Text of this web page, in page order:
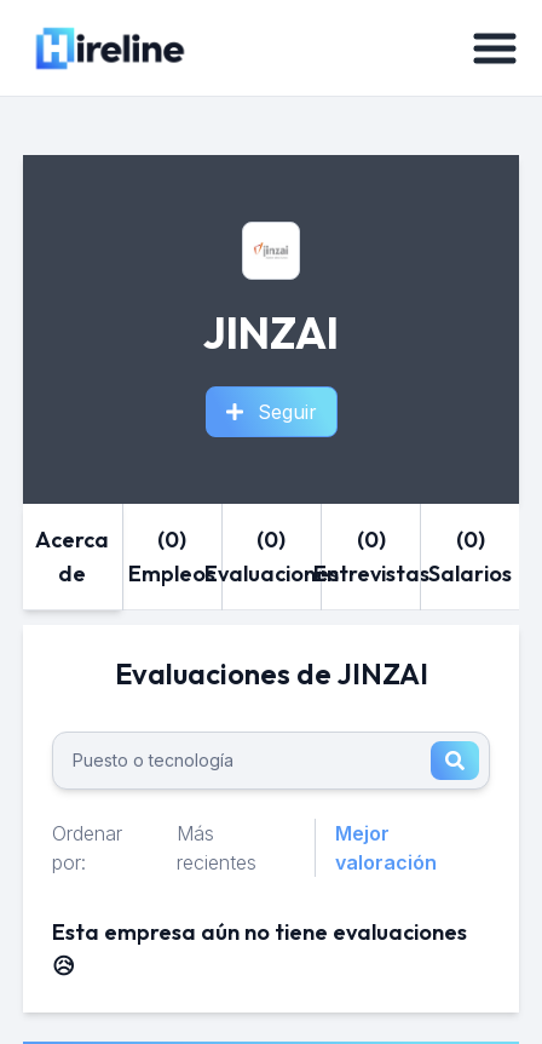
JINZAI
Seguir
Acerca
de
(0)
Empleos
(0)
Evaluaciones
(0)
Entrevistas
(0)
Salarios
Evaluaciones de JINZAI
Ordenar
por:
Más
recientes
Mejor
valoración
Esta empresa aún no tiene evaluaciones
😥